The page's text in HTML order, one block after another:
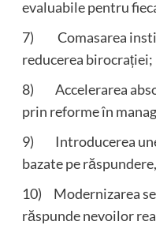
evaluabile pentru
7) Comasarea
reducerea birocrației;
8) Accelerarea
prin reforme în
9) Introducerea
bazate pe
10) Modernizarea
răspunde nevoilor